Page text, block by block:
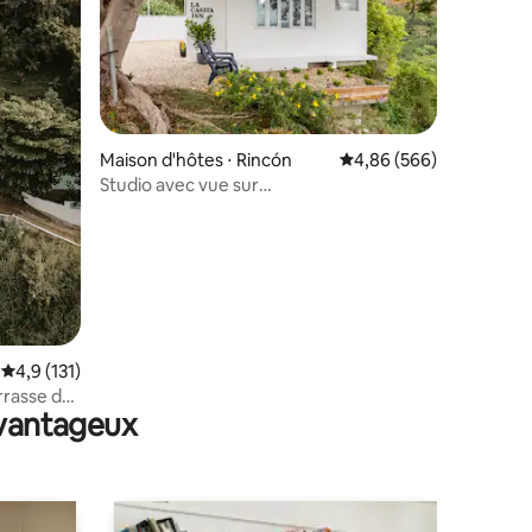
: 4,98 sur 5
Évaluation moyenne sur la base de 131 commentaires : 4,9 sur 5
4,9 (131)
de
Maison d'hôtes ⋅ Rincón Évaluation moyenne
4,86 (566)
Studio avec vue sur